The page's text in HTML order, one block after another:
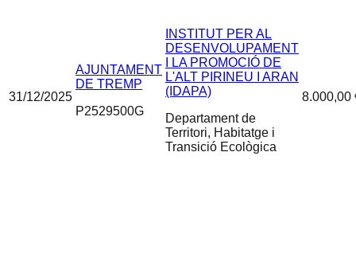
31/12/2025
AJUNTAMENT
DE TREMP
P2529500G
INSTITUT PER AL
DESENVOLUPAMENT
I LA PROMOCIÓ DE
L'ALT PIRINEU I ARAN
(IDAPA)
Departament de
Territori, Habitatge i
Transició Ecològica
8.000,00